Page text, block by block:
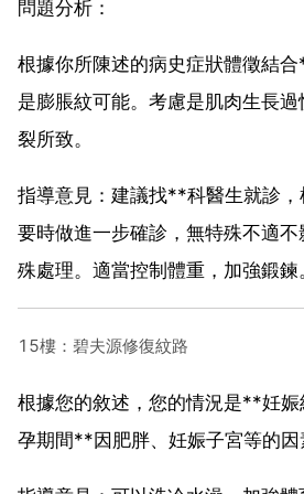
問題分析：
根據你所陳述的病史症狀體徵結
是膨脹紋可能。考慮是肌肉生長
裂所致。
指導意見：建議找**科醫生就診
要時做進一步確診，無特殊不適
殊處理。適當控制體重，加強鍛鍊
15樓：碧夫源修復紋路
根據您的敘述，您的情況是**妊
孕期間**因肥胖、妊娠子宮等的因